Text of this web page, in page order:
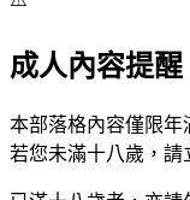
成人內容提醒
本部落格內容僅限年
若您未滿十八歲，請